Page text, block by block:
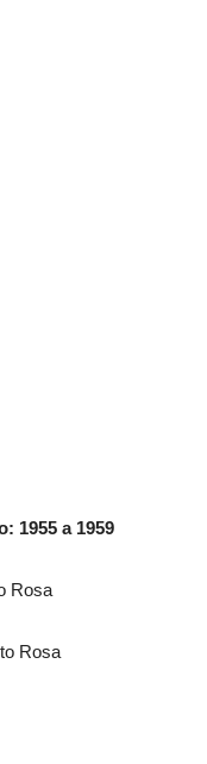
1955 a 1959
Rosa
Rosa